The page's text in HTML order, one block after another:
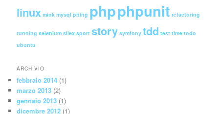
linux mink mysql phing phpphpunit refactoring
running selenium silex sport story symfony tdd test time todo
ubuntu
ARCHIVIO
febbraio 2014 (1)
marzo 2013 (2)
gennaio 2013 (1)
dicembre 2012 (1)